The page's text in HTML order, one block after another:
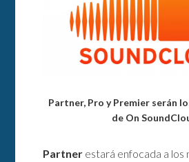
Partner, Pro y Premier serán
de On
Partner estará enfocada a los